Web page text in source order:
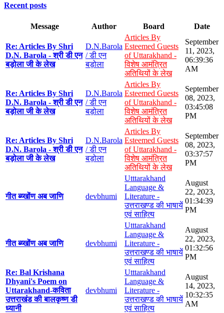
Recent posts
Message Author Board Date
Re: Articles By Shri
D.N. Barola - श्री डी एन
बड़ोला जी के लेख
D.N.Barola
/ डी एन
बड़ोला
Articles By
Esteemed Guests
of Uttarakhand -
विशेष आमंत्रित
अतिथियों के लेख
September
11, 2023,
06:39:36
AM
Re: Articles By Shri
D.N. Barola - श्री डी एन
बड़ोला जी के लेख
D.N.Barola
/ डी एन
बड़ोला
Articles By
Esteemed Guests
of Uttarakhand -
विशेष आमंत्रित
अतिथियों के लेख
September
08, 2023,
03:45:08
PM
Re: Articles By Shri
D.N. Barola - श्री डी एन
बड़ोला जी के लेख
D.N.Barola
/ डी एन
बड़ोला
Articles By
Esteemed Guests
of Uttarakhand -
विशेष आमंत्रित
अतिथियों के लेख
September
08, 2023,
03:37:57
PM
गीत ब्य्खोंण अब जाणि devbhumi
Utttarakhand
Language &
Literature -
उत्तराखण्ड की भाषायें
एवं साहित्य
August
22, 2023,
01:34:39
PM
गीत ब्य्खोंण अब जाणि devbhumi
Utttarakhand
Language &
Literature -
उत्तराखण्ड की भाषायें
एवं साहित्य
August
22, 2023,
01:32:56
PM
Re: Bal Krishana
Dhyani's Poem on
Uttarakhand-कविता
उत्तराखंड की बालकृष्ण डी
ध्यानी
devbhumi
Utttarakhand
Language &
Literature -
उत्तराखण्ड की भाषायें
एवं साहित्य
August
14, 2023,
10:32:35
AM